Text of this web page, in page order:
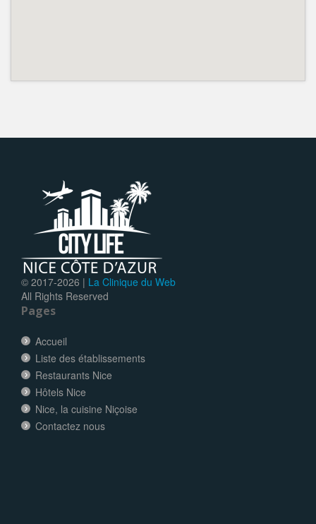
© 2017-2026 | La Clinique du Web
All Rights Reserved
Pages
Accueil
Liste des établissements
Restaurants Nice
Hôtels Nice
Nice, la cuisine Niçoise
Contactez nous